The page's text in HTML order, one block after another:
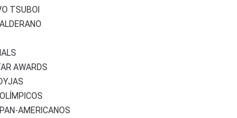
TSUBOI
AWARDS
AMERICANOS